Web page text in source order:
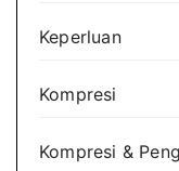
Keperluan
Kompresi
Kompresi &